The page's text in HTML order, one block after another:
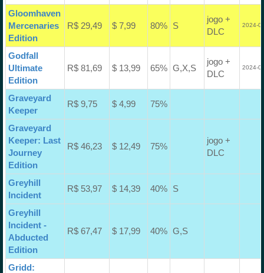
Gloomhaven
Mercenaries
Edition
R$ 29,49 $ 7,99 80% S
jogo +
DLC
2024-
Godfall
Ultimate
Edition
R$ 81,69 $ 13,99 65% G,X,S
jogo +
DLC
2024-
Graveyard
Keeper
R$ 9,75 $ 4,99 75%
Graveyard
Keeper: Last
Journey
Edition
R$ 46,23 $ 12,49 75%
jogo +
DLC
Greyhill
Incident
R$ 53,97 $ 14,39 40% S
Greyhill
Incident -
Abducted
Edition
R$ 67,47 $ 17,99 40% G,S
Gridd: